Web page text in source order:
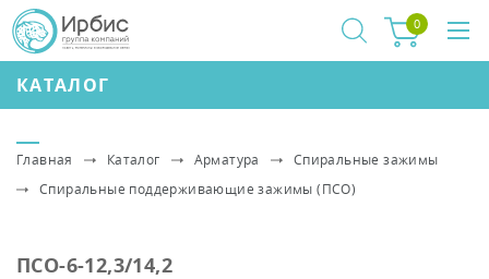
КАТАЛОГ
0
Главная Каталог Арматура
Спиральные зажимы
Спиральные поддерживающие зажимы (ПСО)
ПСО-6-12,3/14,2